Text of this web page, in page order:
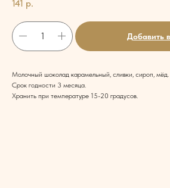
141 р.
Добавить
Молочный шоколад карамельный, сливки, сироп, мёд.
Срок годности 3 месяца.
Хранить при температуре 15-20 градусов.